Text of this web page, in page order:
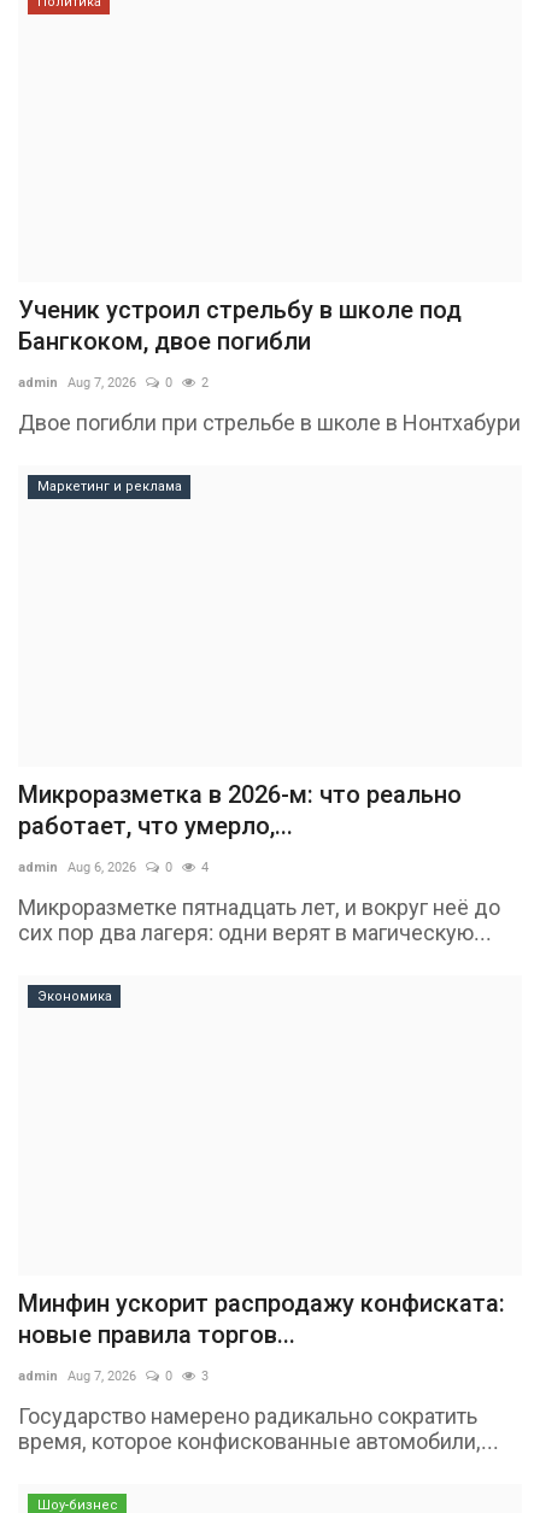
Ученик устроил стрельбу в школе под
Бангкоком, двое погибли
admin Aug 7, 2026 0 2
Двое погибли при стрельбе в школе в Нонтхабури
Маркетинг и реклама
Микроразметка в 2026-м: что реально
работает, что умерло,...
admin Aug 6, 2026 0 4
Микроразметке пятнадцать лет, и вокруг неё до
сих пор два лагеря: одни верят в магическую...
Экономика
Минфин ускорит распродажу конфиската:
новые правила торгов...
admin Aug 7, 2026 0 3
Государство намерено радикально сократить
время, которое конфискованные автомобили,...
Шоу-бизнес